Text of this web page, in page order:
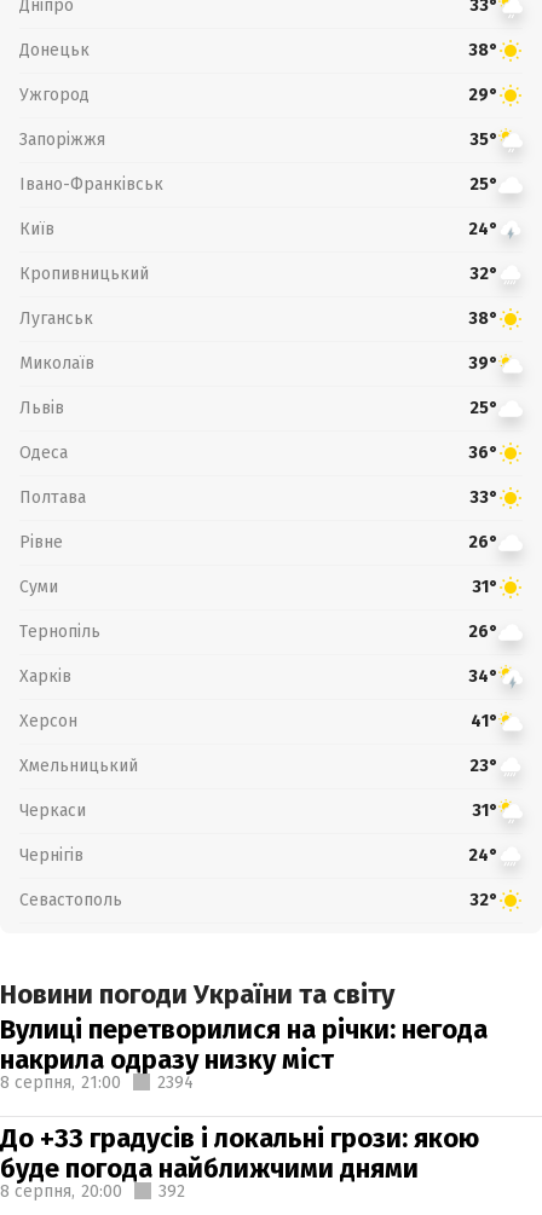
Дніпро 33°
Донецьк 38°
Ужгород 29°
Запоріжжя 35°
Івано-Франківськ 25°
Київ 24°
Кропивницький 32°
Луганськ 38°
Миколаїв 39°
Львів 25°
Одеса 36°
Полтава 33°
Рівне 26°
Суми 31°
Тернопіль 26°
Харків 34°
Херсон 41°
Хмельницький 23°
Черкаси 31°
Чернігів 24°
Севастополь 32°
Новини погоди України та світу
Вулиці перетворилися на річки: негода
накрила одразу низку міст
8 серпня, 21:00 2394
До +33 градусів і локальні грози: якою
буде погода найближчими днями
8 серпня, 20:00 392